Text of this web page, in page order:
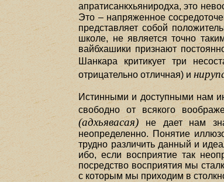
апратисанкхьяниродха, это
Это – напряженное
представляет собой
школе, не является точно
вайбхашики признают
Шанкара критикует три
отрицательно отличная) и
Истинными и доступными нам
свободно от всякого
(адхьявасая) не дает нам
неопределенно. Понятие
трудно различить данный и
ибо, если восприятие так
посредство восприятия мы
с которым мы приходим в